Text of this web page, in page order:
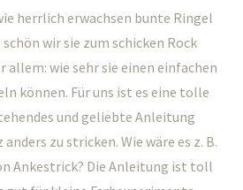
herrlich erwachsen bunte Ringel
wir sie zum schicken Rock
allem: wie sehr sie einen einfachen
können. Für uns ist es eine tolle
und geliebte Anleitung
zu stricken. Wie wäre es z. B.
Ankestrick? Die Anleitung ist toll